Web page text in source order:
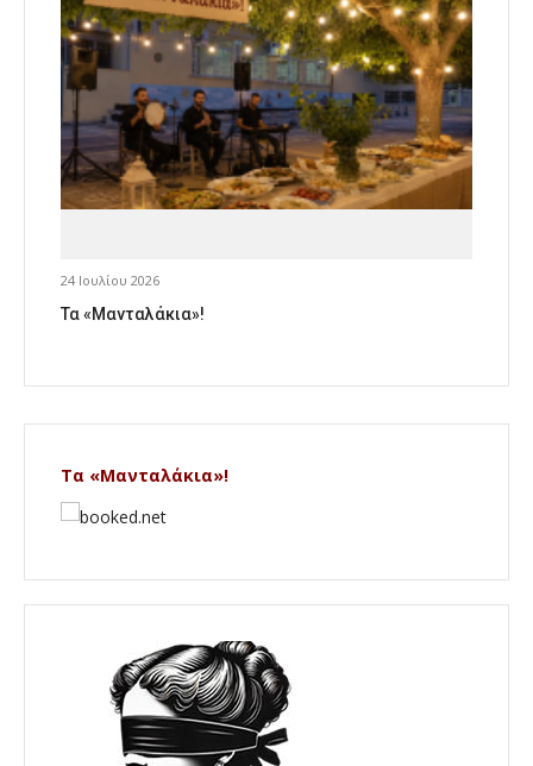
24 Ιουλίου 2026
Τα «Μανταλάκια»!
Τα «Μανταλάκια»!